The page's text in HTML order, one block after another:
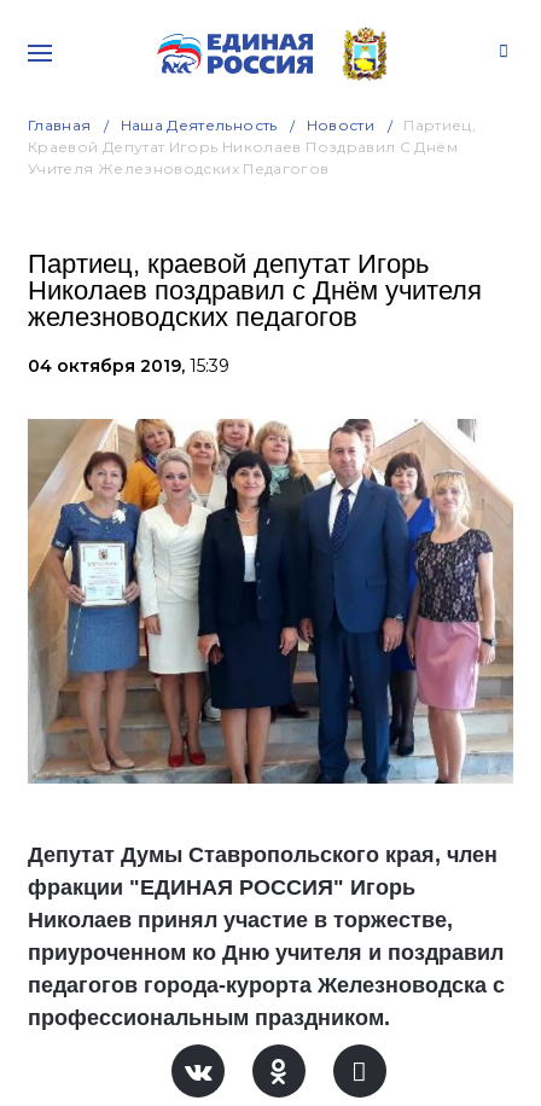
Главная Наша Деятельность Новости
Партиец,
Краевой Депутат Игорь Николаев Поздравил С Днём
Учителя Железноводских Педагогов
Партиец, краевой депутат Игорь
Николаев поздравил с Днём учителя
железноводских педагогов
04 октября 2019, 15:39
Депутат Думы Ставропольского края, член
фракции "ЕДИНАЯ РОССИЯ" Игорь
Николаев принял участие в торжестве,
приуроченном ко Дню учителя и поздравил
педагогов города-курорта Железноводска с
профессиональным праздником.